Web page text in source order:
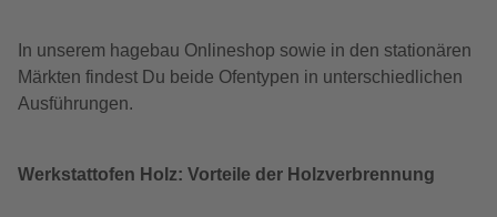
In unserem hagebau Onlineshop sowie in den stationären
Märkten findest Du beide Ofentypen in unterschiedlichen
Ausführungen.
Werkstattofen Holz: Vorteile der Holzverbrennung